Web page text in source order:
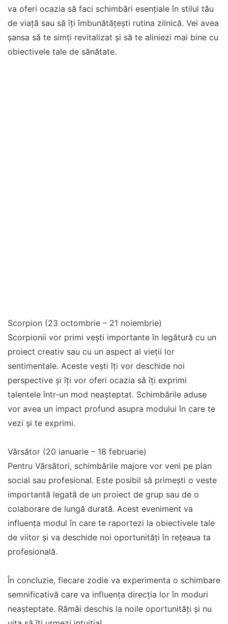
va oferi ocazia să faci schimbări esențiale în stilul tău
de viață sau să îți îmbunătățești rutina zilnică. Vei avea
șansa să te simți revitalizat și să te aliniezi mai bine cu
obiectivele tale de sănătate.
Scorpion (23 octombrie – 21 noiembrie)
Scorpionii vor primi vești importante în legătură cu un
proiect creativ sau cu un aspect al vieții lor
sentimentale. Aceste vești îți vor deschide noi
perspective și îți vor oferi ocazia să îți exprimi
talentele într-un mod neașteptat. Schimbările aduse
vor avea un impact profund asupra modului în care te
vezi și te exprimi.
Vărsător (20 ianuarie – 18 februarie)
Pentru Vărsători, schimbările majore vor veni pe plan
social sau profesional. Este posibil să primești o veste
importantă legată de un proiect de grup sau de o
colaborare de lungă durată. Acest eveniment va
influența modul în care te raportezi la obiectivele tale
de viitor și va deschide noi oportunități în rețeaua ta
profesională.
În concluzie, fiecare zodie va experimenta o schimbare
semnificativă care va influența direcția lor în moduri
neașteptate. Rămâi deschis la noile oportunități și nu